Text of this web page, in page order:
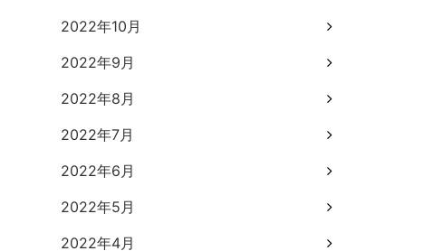
2022年10月
2022年9月
2022年8月
2022年7月
2022年6月
2022年5月
2022年4月